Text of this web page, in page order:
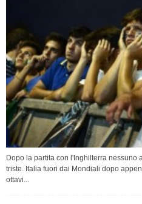
Dopo la partita con l'Inghilterra
triste. Italia fuori dai Mondiali dopo
ottavi...